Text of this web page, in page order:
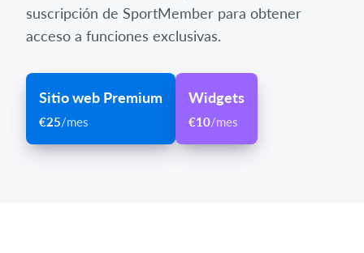
suscripción de SportMember para obtener
acceso a funciones exclusivas.
Sitio web Premium
€25/mes
Widgets
€10/mes